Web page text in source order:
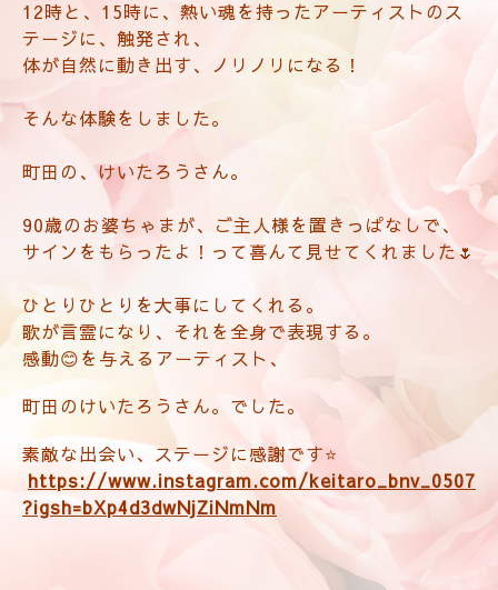
12時と、15時に、熱い魂を持ったアーティストのス
テージに、触発され、
体が自然に動き出す、ノリノリになる！
そんな体験をしました。
町田の、けいたろうさん。
90歳のお婆ちゃまが、ご主人様を置きっぱなしで、
サインをもらったよ！って喜んて見せてくれました🌷
ひとりひとりを大事にしてくれる。
歌が言霊になり、それを全身で表現する。
感動😊を与えるアーティスト、
町田のけいたろうさん。でした。
素敵な出会い、ステージに感謝です⭐️
https://www.instagram.com/keitaro_bnv_0507
?igsh=bXp4d3dwNjZiNmNm